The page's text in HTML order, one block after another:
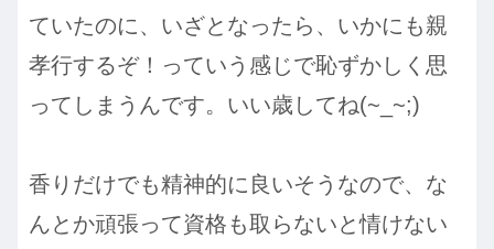
ていたのに、いざとなったら、いかにも親
孝行するぞ！っていう感じで恥ずかしく思
ってしまうんです。いい歳してね(~_~;)
香りだけでも精神的に良いそうなので、な
んとか頑張って資格も取らないと情けない